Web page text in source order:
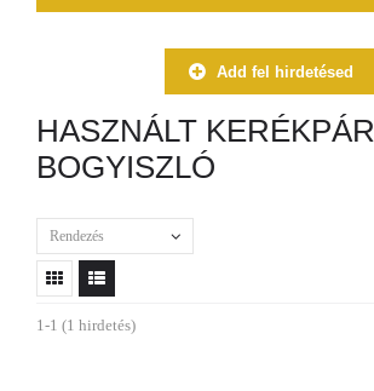
Add fel hirdetésed
HASZNÁLT KERÉKPÁR
BOGYISZLÓ
Rendezés
1-1 (1 hirdetés)